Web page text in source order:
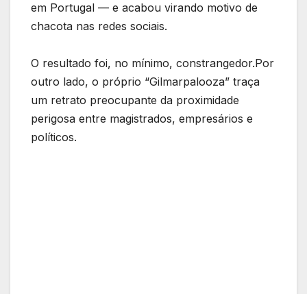
em Portugal — e acabou virando motivo de
chacota nas redes sociais.
O resultado foi, no mínimo, constrangedor.Por
outro lado, o próprio “Gilmarpalooza” traça
um retrato preocupante da proximidade
perigosa entre magistrados, empresários e
políticos.